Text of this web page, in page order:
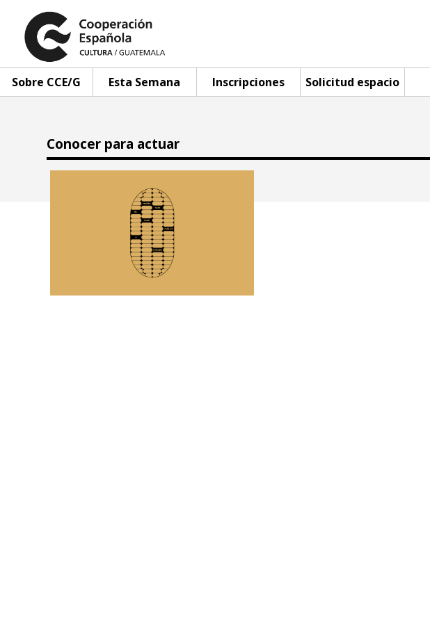
Sobre CCE/G Esta Semana Inscripciones Solicitud espacio
Conocer para actuar